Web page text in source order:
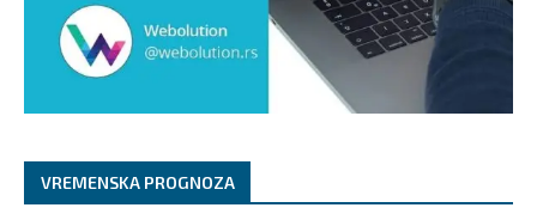
VREMENSKA PROGNOZA